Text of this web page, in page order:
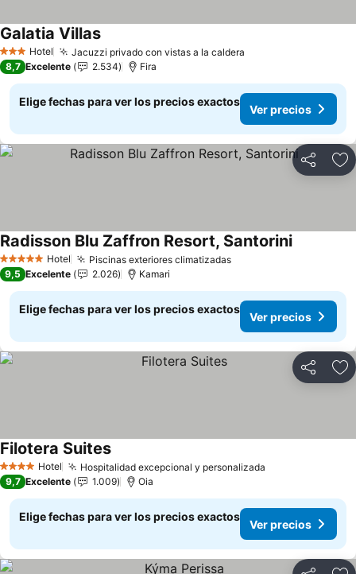
3 Estrellas
Hotel Jacuzzi privado con vistas a la caldera
Galatia VillasVer precios
8,7 Excelente 2.534 Fira
Elige fechas para ver los precios exactos
Ver precios
Compartir
5 Estrellas Hotel Piscinas exteriores climatizadasVer precios
Radisson Blu Zaffron Resort, SantoriniVer
9,5 Excelente 2.026 Kamari
Elige fechas para ver los precios exactos
Ver precios
Compartir
4 EstrellasHotel Hospitalidad excepcional y personalizada
Filotera SuitesVer precios
9,7 Excelente 1.009 Oia
Elige fechas para ver los precios exactos
Ver precios